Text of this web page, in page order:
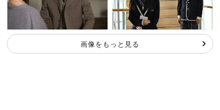
画像をもっと見る